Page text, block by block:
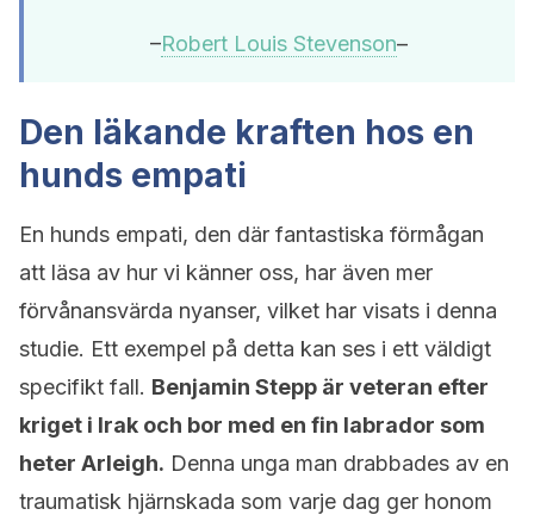
–Robert Louis Stevenson–
Den läkande kraften hos en
hunds empati
En hunds empati, den där fantastiska förmågan
att läsa av hur vi känner oss, har även mer
förvånansvärda nyanser, vilket har visats i denna
studie. Ett exempel på detta kan ses i ett väldigt
specifikt fall. Benjamin Stepp är veteran efter
kriget i Irak och bor med en fin labrador som
heter Arleigh. Denna unga man drabbades av en
traumatisk hjärnskada som varje dag ger honom